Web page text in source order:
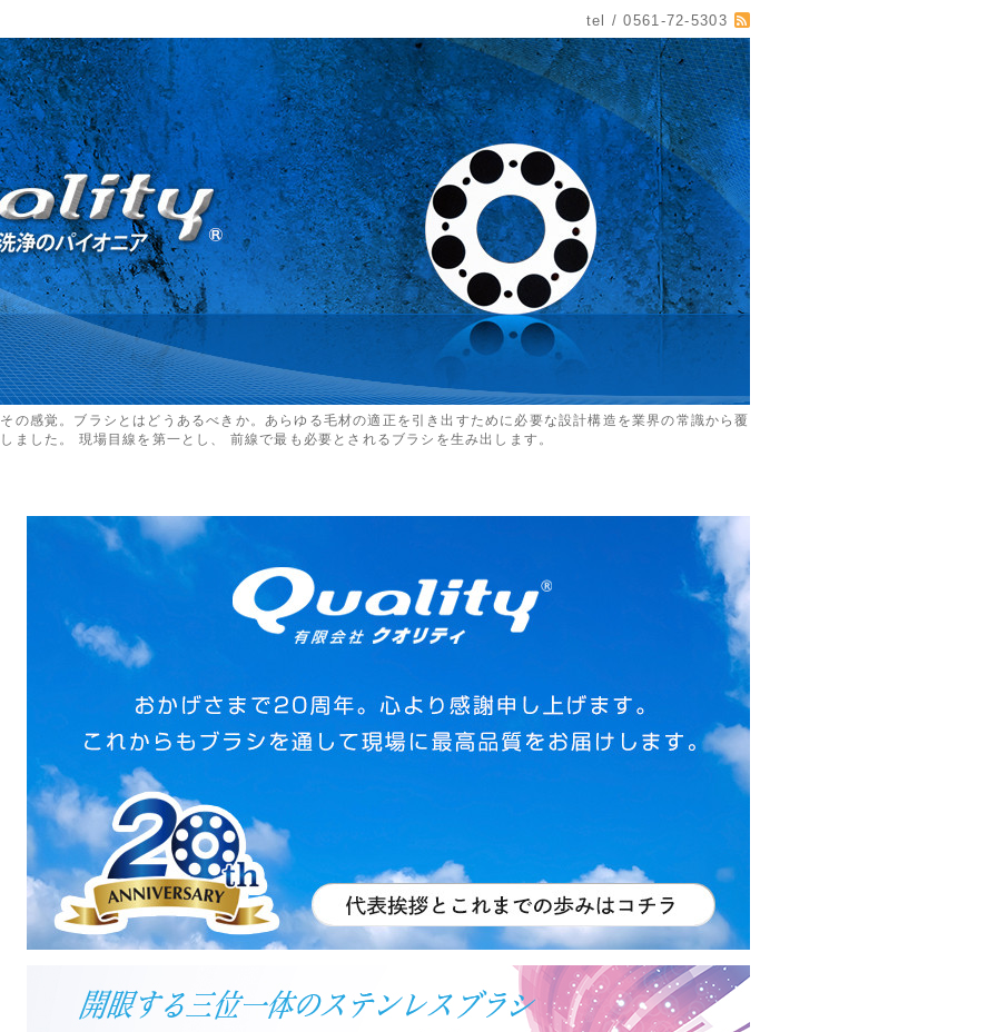
tel / 0561-72-5303
の感覚。ブラシとはどうあるべきか。あらゆる毛材の適正を引き出すために必要な設計構造を業界の常識から覆
ました。 現場目線を第一とし、 前線で最も必要とされるブラシを生み出します。